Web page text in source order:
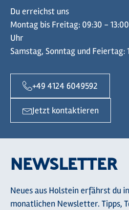
Du erreichst uns
Montag bis Freitag: 09:30 -
Uhr
Samstag, Sonntag und Feiertag:
+49 4124 6049592
Jetzt kontaktieren
NEWSLETTER
Neues aus Holstein erfährst du
monatlichen Newsletter. Tipps,